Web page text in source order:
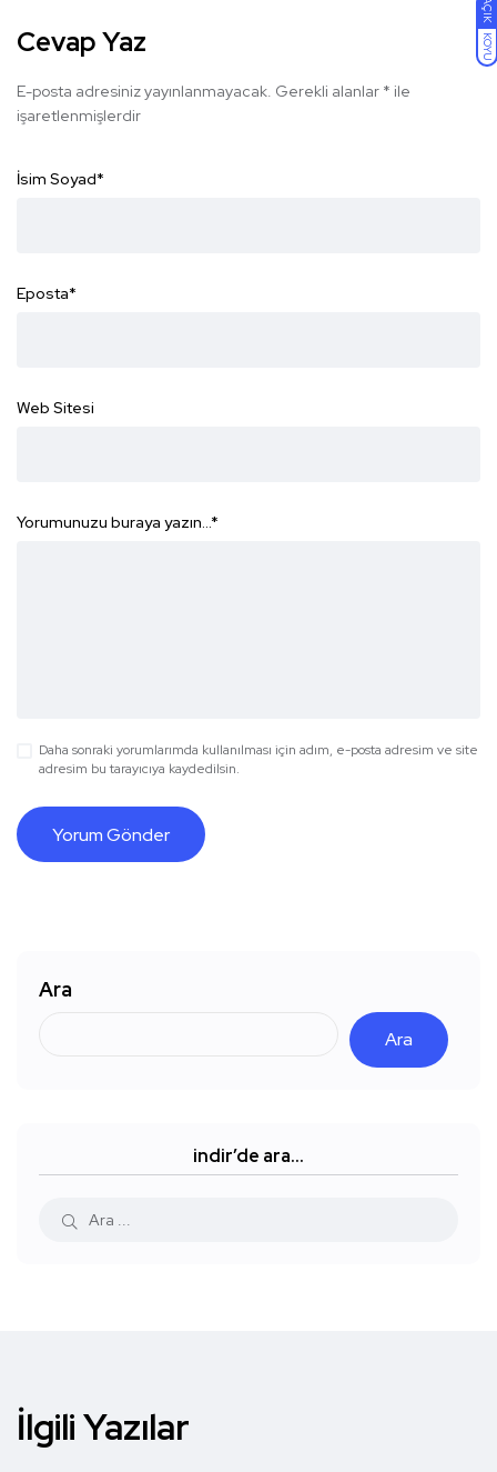
AÇIK
KOYU
Cevap Yaz
E-posta adresiniz yayınlanmayacak. Gerekli alanlar * ile
işaretlenmişlerdir
İsim Soyad*
Eposta*
Web Sitesi
Yorumunuzu buraya yazın...*
Daha sonraki yorumlarımda kullanılması için adım, e-posta adresim ve site
adresim bu tarayıcıya kaydedilsin.
Ara
Ara
indir’de ara…
İlgili Yazılar